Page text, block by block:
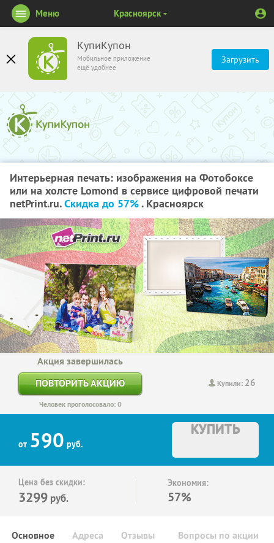
КупиКупон
Мобильное приложение
ещё удобнее
Загрузить
Меню Красноярск
Интерьерная печать: изображения на Фотобоксе
или на холсте Lomond в сервисе цифровой печати
netPrint.ru.Скидка до 57%. Красноярск
Купили: 26
Акция завершилась
ПОВТОРИТЬ АКЦИЮ
Человек проголосовало: 0
от 590 руб.
КУПИТЬ
Цена без скидки:
3299 руб.
Экономия:
57%
Основное Отзывы Вопросы по акции
Адреса